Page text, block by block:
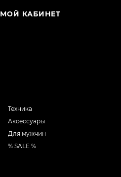
МОЙ КАБИНЕТ
Техника
Аксессуары
Для мужчин
% SALE %